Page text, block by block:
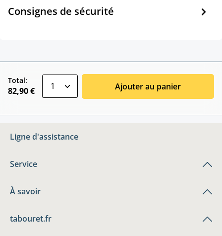
Consignes de sécurité
Total:
82,90 € Ajouter au panier
Ligne d'assistance
Service
À savoir
tabouret.fr